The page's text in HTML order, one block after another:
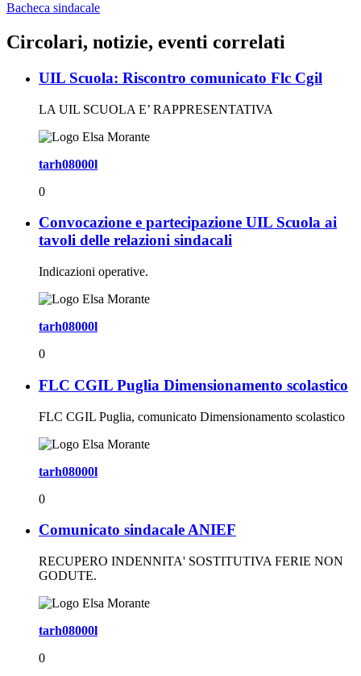
Bacheca sindacale
Circolari, notizie, eventi correlati
UIL Scuola: Riscontro comunicato Flc Cgil
LA UIL SCUOLA E’ RAPPRESENTATIVA
tarh08000l
0
Convocazione e partecipazione UIL Scuola ai
tavoli delle relazioni sindacali
Indicazioni operative.
tarh08000l
0
FLC CGIL Puglia Dimensionamento scolastico
FLC CGIL Puglia, comunicato Dimensionamento scolastico
tarh08000l
0
Comunicato sindacale ANIEF
RECUPERO INDENNITA' SOSTITUTIVA FERIE NON
GODUTE.
tarh08000l
0